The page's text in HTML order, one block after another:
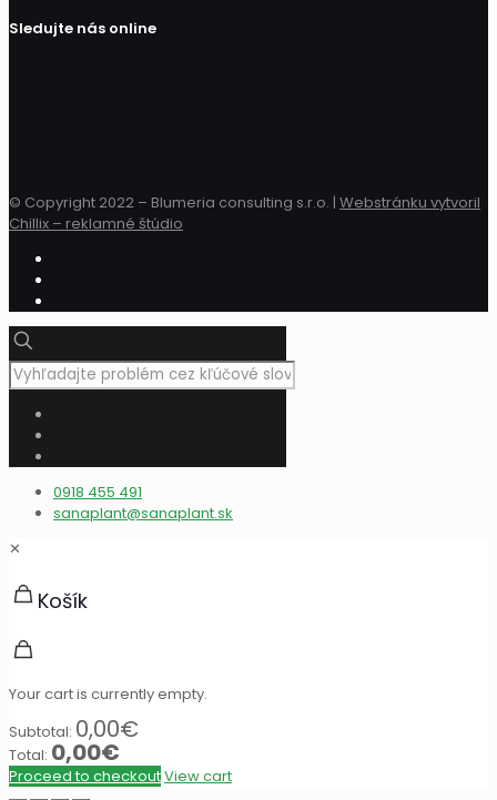
Sledujte nás online
© Copyright 2022 – Blumeria consulting s.r.o. | Webstránku vytvoril
Chillix – reklamné štúdio
0918 455 491
sanaplant@sanaplant.sk
✕
Košík
Your cart is currently empty.
Subtotal: 0,00€
Total: 0,00€
Proceed to checkoutView cart